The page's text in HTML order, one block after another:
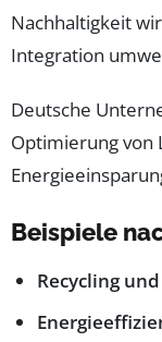
Nachhaltigkeit
Integration
Deutsche
Optimierung von
Beispiele
Recycling